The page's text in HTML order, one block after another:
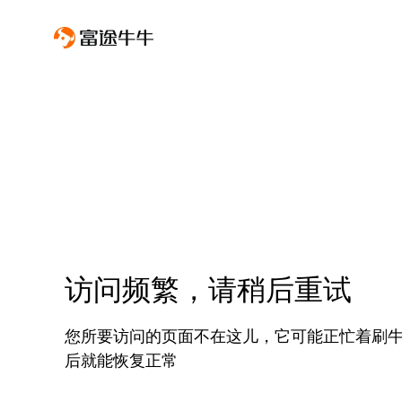
访问频繁，请稍后重试
您所要访问的页面不在这儿，它可能正忙着刷
后就能恢复正常